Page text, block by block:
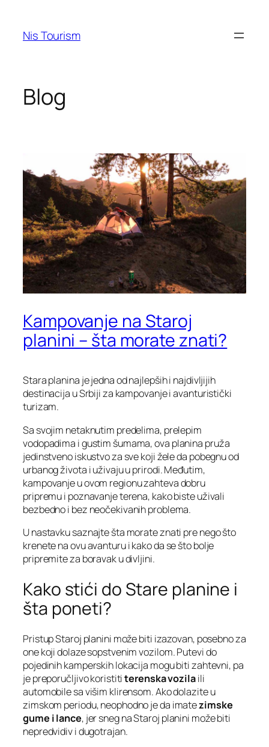
content
Nis Tourism
Blog
Kampovanje na Staroj
planini – šta morate znati?
Stara planina je jedna od najlepših i najdivljijih
destinacija u Srbiji za kampovanje i avanturistički
turizam.
Sa svojim netaknutim predelima, prelepim
vodopadima i gustim šumama, ova planina pruža
jedinstveno iskustvo za sve koji žele da pobegnu od
urbanog života i uživaju u prirodi. Međutim,
kampovanje u ovom regionu zahteva dobru
pripremu i poznavanje terena, kako biste uživali
bezbedno i bez neočekivanih problema.
U nastavku saznajte šta morate znati pre nego što
krenete na ovu avanturu i kako da se što bolje
pripremite za boravak u divljini.
Kako stići do Stare planine i
šta poneti?
Pristup Staroj planini može biti izazovan, posebno za
one koji dolaze sopstvenim vozilom. Putevi do
pojedinih kamperskih lokacija mogu biti zahtevni, pa
je preporučljivo koristititerenska vozilaili
automobile sa višim klirensom. Ako dolazite u
zimskom periodu, neophodno je da imatezimske
gume i lance, jer sneg na Staroj planini može biti
nepredvidiv i dugotrajan.